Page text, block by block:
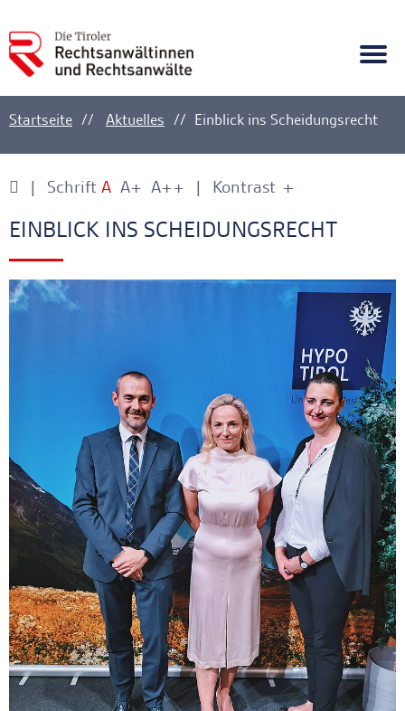
Ankerlink
Startseite Aktuelles Einblick ins Scheidungsrecht
Schrift A A+ A++ Kontrast +
-
Ankerlink
EINBLICK INS SCHEIDUNGSRECHT